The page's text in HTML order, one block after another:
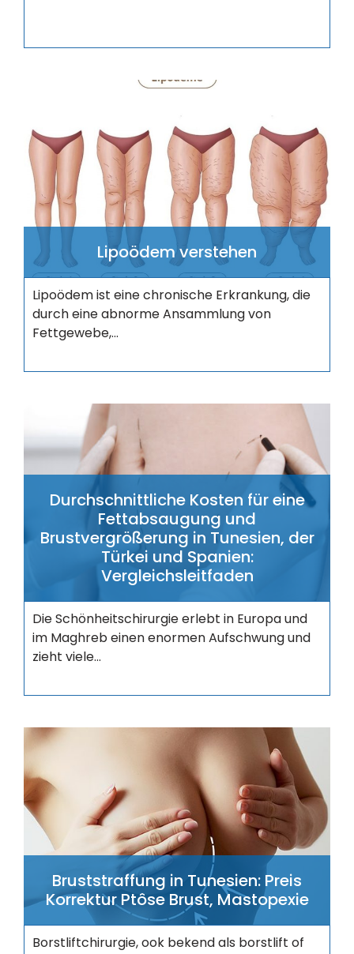
Lipoödem verstehen
Lipoödem ist eine chronische Erkrankung, die
durch eine abnorme Ansammlung von
Fettgewebe,...
Durchschnittliche Kosten für eine
Fettabsaugung und
Brustvergrößerung in Tunesien, der
Türkei und Spanien:
Vergleichsleitfaden
Die Schönheitschirurgie erlebt in Europa und
im Maghreb einen enormen Aufschwung und
zieht viele...
Bruststraffung in Tunesien: Preis
Korrektur Ptôse Brust, Mastopexie
Borstliftchirurgie, ook bekend als borstlift of